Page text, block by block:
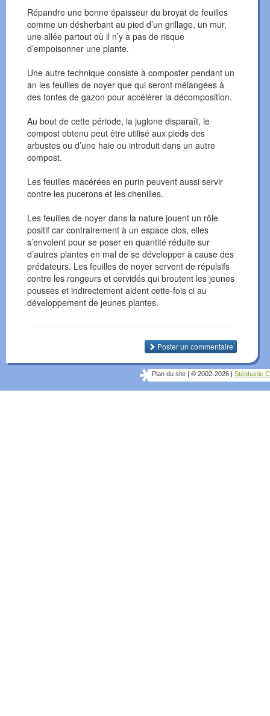
Répandre une bonne épaisseur du broyat de feuilles
comme un désherbant au pied d’un grillage, un mur,
une allée partout où il n’y a pas de risque
d’empoisonner une plante.
Une autre technique consiste à composter pendant un
an les feuilles de noyer que qui seront mélangées à
des tontes de gazon pour accélérer la décomposition.
Au bout de cette période, la juglone disparaît, le
compost obtenu peut être utilisé aux pieds des
arbustes ou d’une haie ou introduit dans un autre
compost.
Les feuilles macérées en purin peuvent aussi servir
contre les pucerons et les chenilles.
Les feuilles de noyer dans la nature jouent un rôle
positif car contrairement à un espace clos, elles
s’envolent pour se poser en quantité réduite sur
d’autres plantes en mal de se développer à cause des
prédateurs. Les feuilles de noyer servent de répulsifs
contre les rongeurs et cervidés qui broutent les jeunes
pousses et indirectement aident cette-fois ci au
développement de jeunes plantes.
Poster un commentaire
Plan du site | © 2002-2026 | Stéphanie C